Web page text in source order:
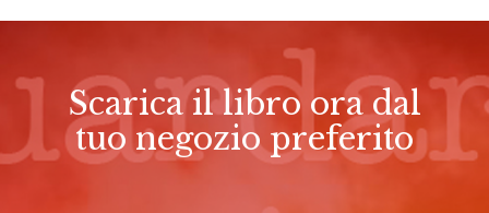
Scarica il libro ora dal
tuo negozio preferito